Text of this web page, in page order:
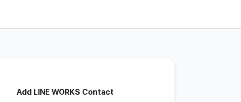
Add LINE WORKS Contact